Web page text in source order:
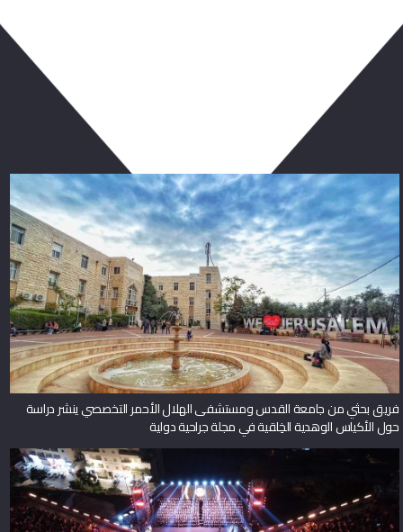
فريق بحثي من جامعة القدس ومستشفى الهلال الأحمر التخصصي ينشر دراسة
حول الأكياس الوهدية الخِلقية في مجلة جراحية دولية